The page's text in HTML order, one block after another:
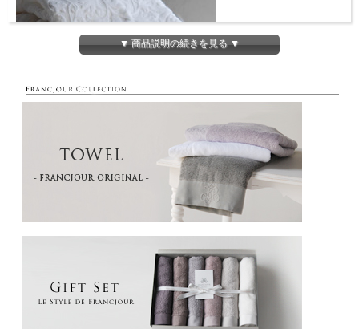
サイズ 20×23cm
100% コットン ジャガード織り
ブラン（白）／グレージュ
グレージュはモチーフがより浮かび上がる様にグランドに色糸を入れました。
レースをあしらったタオルは、インテリアに優雅なアクセントを与えてくれます。
ブラン（白）の表面がシャーリングからパイルへ変更になりました。
撮影時の光加減により、画像と実物の色が異なる場合がございます。予めご了承下
▼ 商品説明の続きを見る ▼